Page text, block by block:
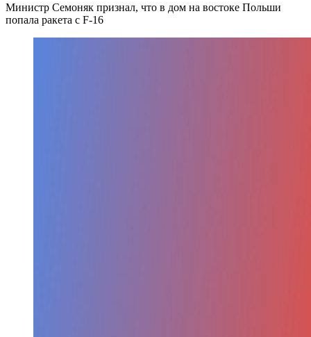
Министр Семоняк признал, что в дом на востоке Польши
попала ракета с F-16